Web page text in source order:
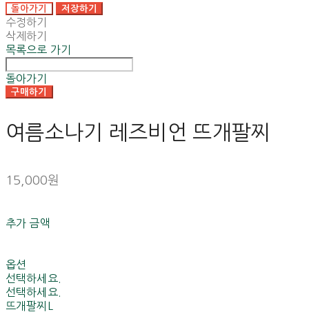
돌아가기 저장하기
수정하기
삭제하기
목록으로 가기
돌아가기
구매하기
여름소나기 레즈비언 뜨개팔찌
15,000원
추가 금액
옵션
선택하세요.
선택하세요.
뜨개팔찌L